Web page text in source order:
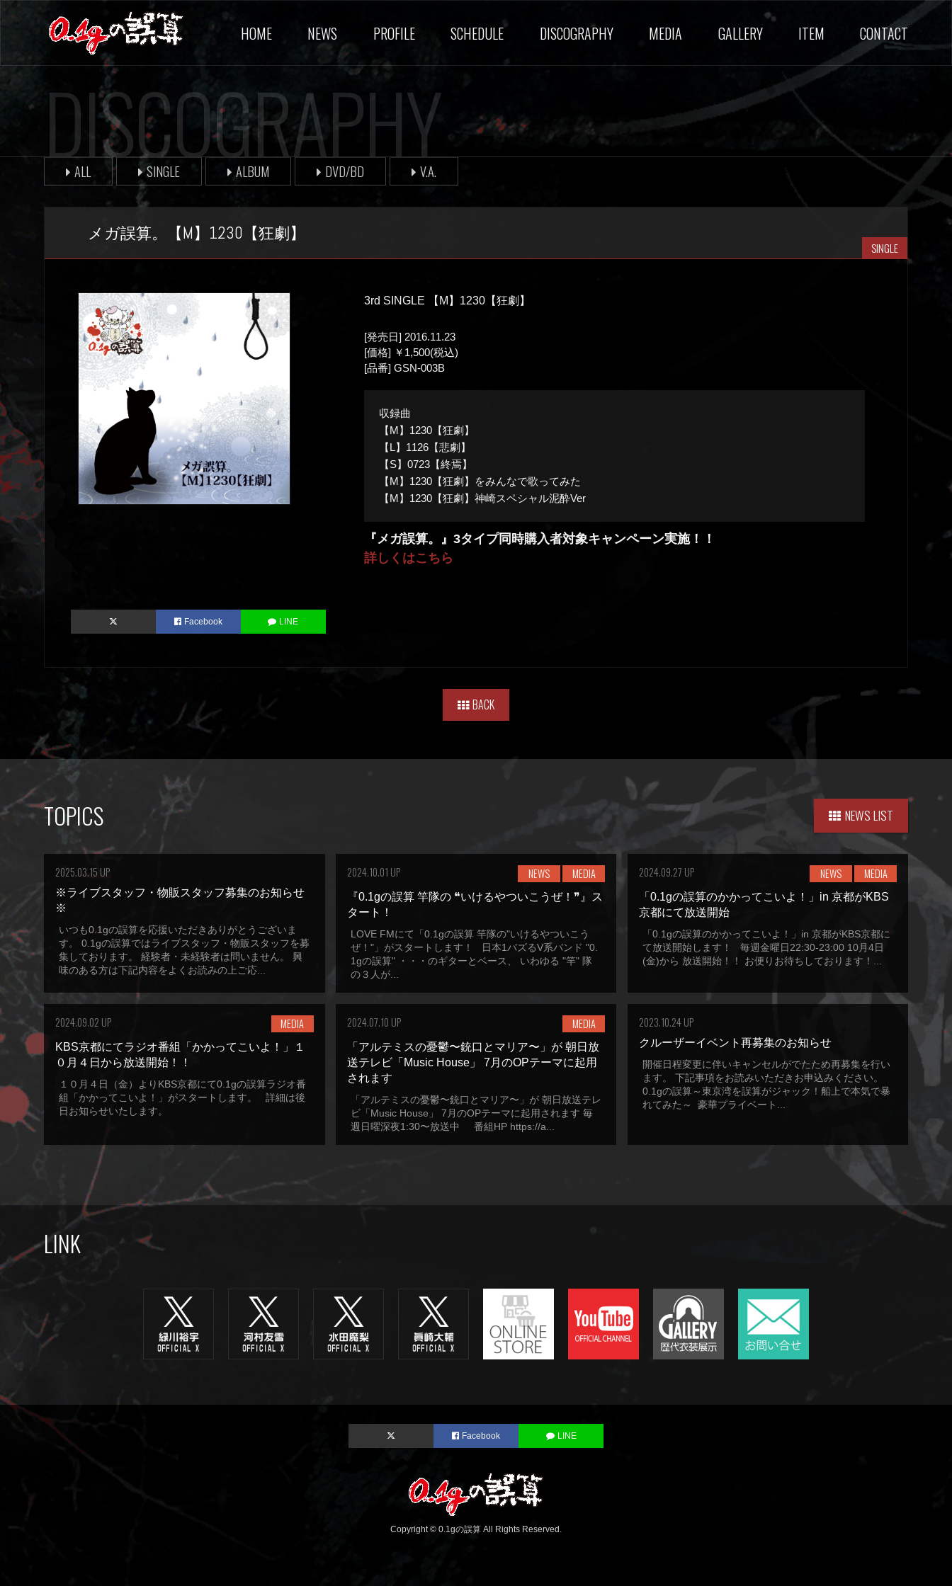
HOME NEWS PROFILE SCHEDULE DISCOGRAPHY MEDIA GALLERY ITEM CONTACT
DISCOGRAPHY
ALL SINGLE ALBUM DVD/BD V.A.
メガ誤算。【M】1230【狂劇】
SINGLE
3rd SINGLE 【M】1230【狂劇】
[発売日] 2016.11.23
[価格] ￥1,500(税込)
[品番] GSN-003B
収録曲
【M】1230【狂劇】
【L】1126【悲劇】
【S】0723【終焉】
【M】1230【狂劇】をみんなで歌ってみた
【M】1230【狂劇】神崎スペシャル泥酔Ver
『メガ誤算。』3タイプ同時購入者対象キャンペーン実施！！
詳しくはこちら
Facebook LINE
BACK
TOPICS NEWS LIST
2025.03.15 UP
※ライブスタッフ・物販スタッフ募集のお知らせ
※
いつも0.1gの誤算を応援いただきありがとうございま
す。 0.1gの誤算ではライブスタッフ・物販スタッフを募
集しております。 経験者・未経験者は問いません。 興
味のある方は下記内容をよくお読みの上ご応...
2024.10.01 UP NEWS MEDIA
『0.1gの誤算 竿隊の ❝いけるやついこうぜ！❞』ス
タート！
LOVE FMにて「0.1gの誤算 竿隊の"いけるやついこう
ぜ！"」がスタートします！ 日本1バズるV系バンド "0.
1gの誤算" ・・・のギターとベース、 いわゆる "竿" 隊
の３人が...
2024.09.27 UP NEWS MEDIA
「0.1gの誤算のかかってこいよ！」in 京都がKBS
京都にて放送開始
「0.1gの誤算のかかってこいよ！」in 京都がKBS京都に
て放送開始します！ 毎週金曜日22:30-23:00 10月4日
(金)から 放送開始！！ お便りお待ちしております！...
2024.09.02 UP MEDIA
KBS京都にてラジオ番組「かかってこいよ！」１
０月４日から放送開始！！
１０月４日（金）よりKBS京都にて0.1gの誤算ラジオ番
組「かかってこいよ！」がスタートします。 詳細は後
日お知らせいたします。
2024.07.10 UP MEDIA
「アルテミスの憂鬱〜銃口とマリア〜」が 朝日放
送テレビ「Music House」 7月のOPテーマに起用
されます
「アルテミスの憂鬱〜銃口とマリア〜」が 朝日放送テレ
ビ「Music House」 7月のOPテーマに起用されます 毎
週日曜深夜1:30〜放送中 番組HP https://a...
2023.10.24 UP
クルーザーイベント再募集のお知らせ
開催日程変更に伴いキャンセルがでたため再募集を行い
ます。 下記事項をお読みいただきお申込みください。
0.1gの誤算～東京湾を誤算がジャック！船上で本気で暴
れてみた～ 豪華プライベート...
LINK
Facebook LINE
Copyright © 0.1gの誤算 All Rights Reserved.